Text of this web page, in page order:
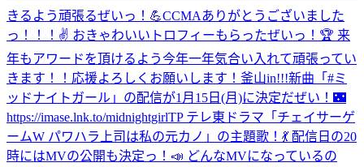
きるよう頑張るぜいっ！💪CCMAありがとうございました
っ！！！✌️ おきゃわいいトロフィーもらったぜいっ！🏆 来
年もアワードを頂けるよう今年一年気合い入れて頑張ってい
きます！！応援よろしくお願いします！ 釜山in!!!新曲「#ミ
ッドナイトガール」の配信が1月15日(月)に決定だぜい！🌃
https://imase.lnk.to/midnightgirlTP テレ東ドラマ「チェイサーゲ
ームW パワハラ上司は私の元カノ」の主題歌！💃 配信日の20
時にはMVの公開も決定っ！📣 どんなMVになっているの